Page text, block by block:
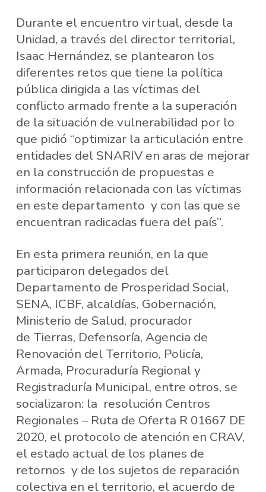
Durante el encuentro virtual, desde la
Unidad, a través del director territorial,
Isaac Hernández, se plantearon los
diferentes retos que tiene la política
pública dirigida a las víctimas del
conflicto armado frente a la superación
de la situación de vulnerabilidad por lo
que pidió “optimizar la articulación entre
entidades del SNARIV en aras de mejorar
en la construcción de propuestas e
información relacionada con las víctimas
en este departamento y con las que se
encuentran radicadas fuera del país”.
En esta primera reunión, en la que
participaron delegados del
Departamento de Prosperidad Social,
SENA, ICBF, alcaldías, Gobernación,
Ministerio de Salud, procurador
de Tierras, Defensoría, Agencia de
Renovación del Territorio, Policía,
Armada, Procuraduría Regional y
Registraduría Municipal, entre otros, se
socializaron: la resolución Centros
Regionales – Ruta de Oferta R 01667 DE
2020, el protocolo de atención en CRAV,
el estado actual de los planes de
retornos y de los sujetos de reparación
colectiva en el territorio, el acuerdo de